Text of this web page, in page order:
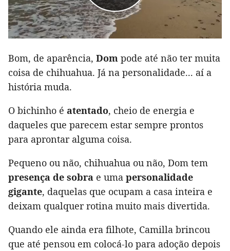
Bom, de aparência, Dom pode até não ter muita
coisa de chihuahua. Já na personalidade... aí a
história muda.
O bichinho é atentado, cheio de energia e
daqueles que parecem estar sempre prontos
para aprontar alguma coisa.
Pequeno ou não, chihuahua ou não, Dom tem
presença de sobra e uma personalidade
gigante, daquelas que ocupam a casa inteira e
deixam qualquer rotina muito mais divertida.
Quando ele ainda era filhote, Camilla brincou
que até pensou em colocá-lo para adoção depois